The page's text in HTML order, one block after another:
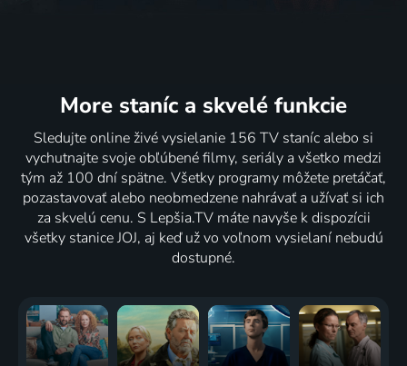
More staníc a skvelé funkcie
Sledujte online živé vysielanie 156 TV staníc alebo si
vychutnajte svoje obľúbené filmy, seriály a všetko medzi
tým až 100 dní spätne. Všetky programy môžete pretáčať,
pozastavovať alebo neobmedzene nahrávať a užívať si ich
za skvelú cenu. S Lepšia.TV máte navyše k dispozícii
všetky stanice JOJ, aj keď už vo voľnom vysielaní nebudú
dostupné.